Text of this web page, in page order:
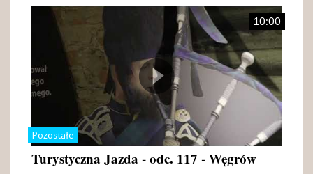
Pozostałe
10:00
Turystyczna Jazda - odc. 117 - Węgrów